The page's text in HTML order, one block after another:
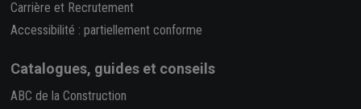
Carrière et Recrutement
Accessibilité : partiellement conforme
Catalogues, guides et conseils
ABC de la Construction